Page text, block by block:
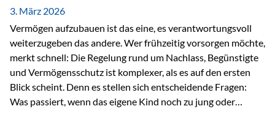
Zinsen, Dividenden und Kursgewinne werden laufend
besteuert.
3. März 2026
Vermögen aufzubauen ist das eine, es verantwortungsvoll
weiterzugeben das andere. Wer frühzeitig vorsorgen möchte,
merkt schnell: Die Regelung rund um Nachlass, Begünstigte
und Vermögensschutz ist komplexer, als es auf den ersten
Blick scheint. Denn es stellen sich entscheidende Fragen:
Was passiert, wenn das eigene Kind noch zu jung oder